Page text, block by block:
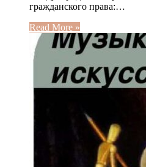
гражданского права:…
Read More »